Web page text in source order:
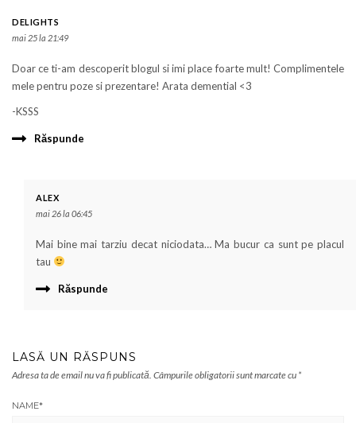
DELIGHTS
mai 25 la 21:49
Doar ce ti-am descoperit blogul si imi place foarte mult! Complimentele
mele pentru poze si prezentare! Arata demential <3
-KSSS
Răspunde
ALEX
mai 26 la 06:45
Mai bine mai tarziu decat niciodata… Ma bucur ca sunt pe placul
tau
Răspunde
LASĂ UN RĂSPUNS
Adresa ta de email nu va fi publicată. Câmpurile obligatorii sunt marcate cu *
NAME*